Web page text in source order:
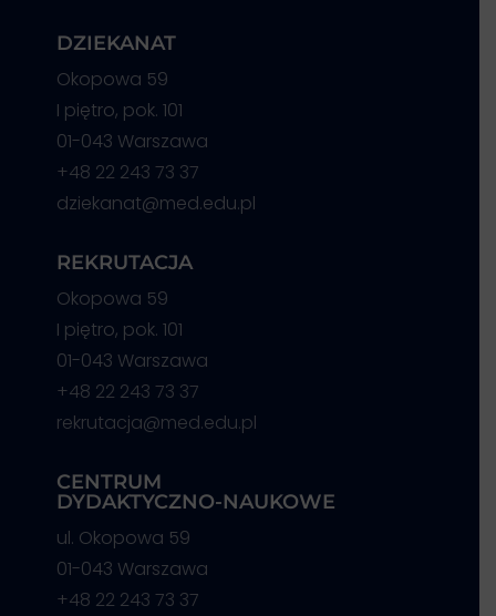
DZIEKANAT
Okopowa 59
I piętro, pok. 101
01-043 Warszawa
+48 22 243 73 37
dziekanat@med.edu.pl
REKRUTACJA
Okopowa 59
I piętro, pok. 101
01-043 Warszawa
+48 22 243 73 37
rekrutacja@med.edu.pl
CENTRUM
DYDAKTYCZNO-NAUKOWE
ul. Okopowa 59
01-043 Warszawa
+48 22 243 73 37